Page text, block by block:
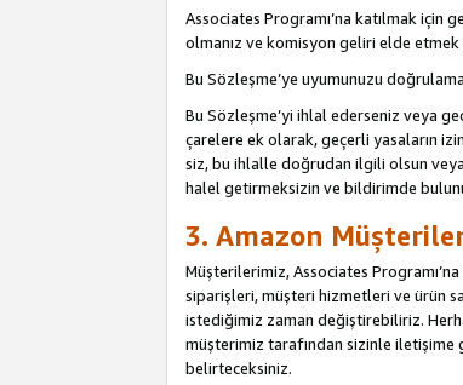
Associates Programı’na katılmak için
olmanız ve komisyon geliri elde etmek
Bu Sözleşme’ye uyumunuzu
Bu Sözleşme’yi ihlal ederseniz veya
çarelere ek olarak, geçerli yasaların
siz, bu ihlalle doğrudan ilgili olsun
halel getirmeksizin ve bildirimde
3. Amazon
Müşterilerimiz, Associates
siparişleri, müşteri hizmetleri ve ürün
istediğimiz zaman değiştirebiliriz.
müşterimiz tarafından sizinle iletişime
belirteceksiniz.